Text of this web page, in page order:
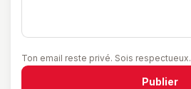
Ton email reste privé. Sois respectueux.
Publier